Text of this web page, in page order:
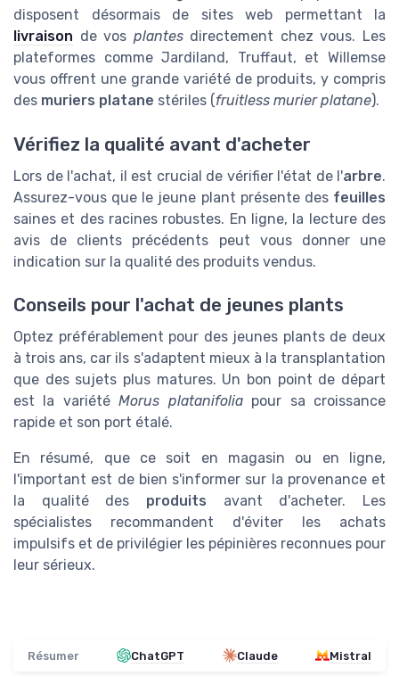
disposent désormais de sites web permettant la
livraison de vos plantesdirectement chez vous. Les
plateformes comme Jardiland, Truffaut, et Willemse
vous offrent une grande variété de produits, y compris
des muriers platane stériles (fruitless murier platane).
Vérifiez la qualité avant d'acheter
Lors de l'achat, il est crucial de vérifier l'état de l'arbre.
Assurez-vous que le jeune plant présente des feuilles
saines et des racines robustes. En ligne, la lecture des
avis de clients précédents peut vous donner une
indication sur la qualité des produits vendus.
Conseils pour l'achat de jeunes plants
Optez préférablement pour des jeunes plants de deux
à trois ans, car ils s'adaptent mieux à la transplantation
que des sujets plus matures. Un bon point de départ
est la variétéMorus platanifoliapour sa croissance
rapide et son port étalé.
En résumé, que ce soit en magasin ou en ligne,
l'important est de bien s'informer sur la provenance et
la qualité des produits avant d'acheter. Les
spécialistes recommandent d'éviter les achats
impulsifs et de privilégier les pépinières reconnues pour
leur sérieux.
Résumer ChatGPT Claude Mistral